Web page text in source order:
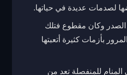
لصدمات عديدة في حياتها.
الصدر وكان مقطوع فتلك
بأزمات كثيرة أتعبتها
للمنفصلة تعد من